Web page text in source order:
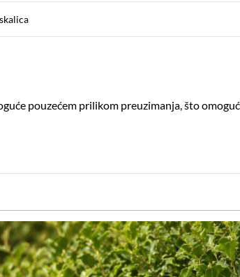
pouzećem prilikom preuzimanja, što